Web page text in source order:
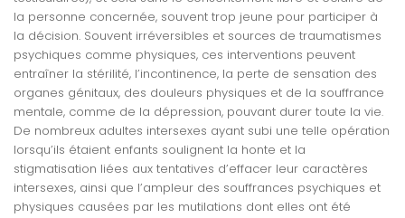
la personne concernée, souvent trop jeune pour participer à
la décision. Souvent irréversibles et sources de traumatismes
psychiques comme physiques, ces interventions peuvent
entraîner la stérilité, l’incontinence, la perte de sensation des
organes génitaux, des douleurs physiques et de la souffrance
mentale, comme de la dépression, pouvant durer toute la vie.
De nombreux adultes intersexes ayant subi une telle opération
lorsqu’ils étaient enfants soulignent la honte et la
stigmatisation liées aux tentatives d’effacer leur caractères
intersexes, ainsi que l’ampleur des souffrances psychiques et
physiques causées par les mutilations dont elles ont été